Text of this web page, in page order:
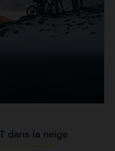
Cross models make
dans la neige